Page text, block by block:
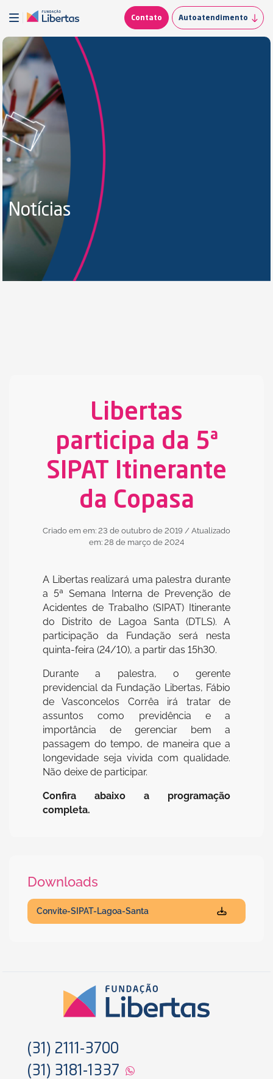
Contato Autoatendimento
Notícias
Libertas
participa da 5ª
SIPAT Itinerante
da Copasa
Criado em em: 23 de outubro de 2019 / Atualizado
em: 28 de março de 2024
A Libertas realizará uma palestra durante
a 5ª Semana Interna de Prevenção de
Acidentes de Trabalho (SIPAT) Itinerante
do Distrito de Lagoa Santa (DTLS). A
participação da Fundação será nesta
quinta-feira (24/10), a partir das 15h30.
Durante a palestra, o gerente
previdencial da Fundação Libertas, Fábio
de Vasconcelos Corrêa irá tratar de
assuntos como previdência e a
importância de gerenciar bem a
passagem do tempo, de maneira que a
longevidade seja vivida com qualidade.
Não deixe de participar.
Confira abaixo a programação
completa.
Downloads
Convite-SIPAT-Lagoa-Santa
(31) 2111-3700
(31) 3181-1337